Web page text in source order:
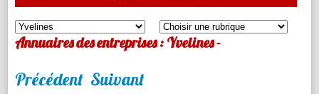
Annuaires des entreprises : Yvelines -
Précédent Suivant